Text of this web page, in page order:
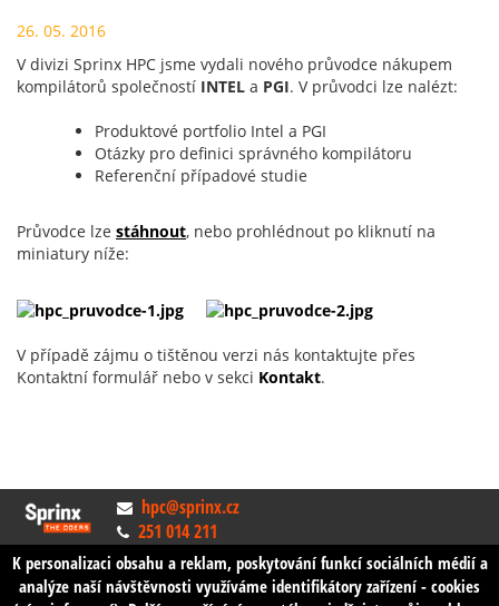
K personalizaci obsahu a reklam, poskytování funkcí sociálních médií a
analýze naší návštěvnosti využíváme identifikátory zařízení - cookies
26. 05. 2016
V divizi Sprinx HPC jsme vydali nového průvodce nákupem
kompilátorů společností INTEL a PGI. V průvodci lze nalézt:
Produktové portfolio Intel a PGI
Otázky pro definici správného kompilátoru
Referenční případové studie
Průvodce lze stáhnout, nebo prohlédnout po kliknutí na
miniatury níže:
V případě zájmu o tištěnou verzi nás kontaktujte přes
Kontaktní formulář nebo v sekci Kontakt.
hpc@sprinx.cz
251 014 211
Zásady ochrany soukromí
© 2023 Sprinx Systems. All rights reserved